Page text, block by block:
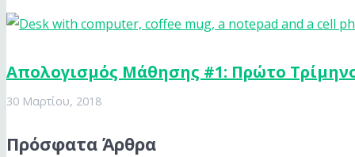
Απολογισμός Μάθησης #1: Πρώτο
30 Μαρτίου, 2018
Πρόσφατα Άρθρα